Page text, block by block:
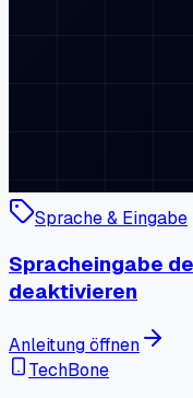
Sprache & Eingabe
Spracheingabe
deaktivieren
Anleitung öffnen
TechBone